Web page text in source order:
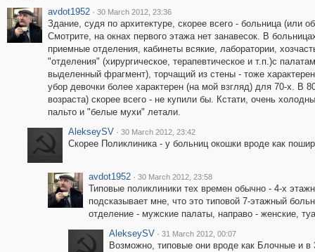
avdot1952 · 30 March 2012, 23:36
Здание, судя по архитектуре, скорее всего - больница (или
Смотрите, на окнах первого этажа нет занавесок. В
приемные отделения, кабинеты всякие, лаборатории,
"отделения" (хирургическое, терапевтическое и т.п.)с
выделенный фрагмент), торчащий из стены - тоже
убор девочки более характерен (на мой взгляд) для 70-х. В
возраста) скорее всего - не купили бы. Кстати, очень
пальто и "белые мухи" летали.
AlekseySV · 30 March 2012, 23:42
Скорее Поликлиника - у больниц окошки вроде как
avdot1952 · 30 March 2012, 23:58
Типовые поликлиники тех времен обычно - 4-х
подсказывает мне, что это типовой 7-этажный
отделение - мужские палаты, направо - женские,
AlekseySV · 31 March 2012, 00:07
Возможно, типовые они вроде как Блочные и в